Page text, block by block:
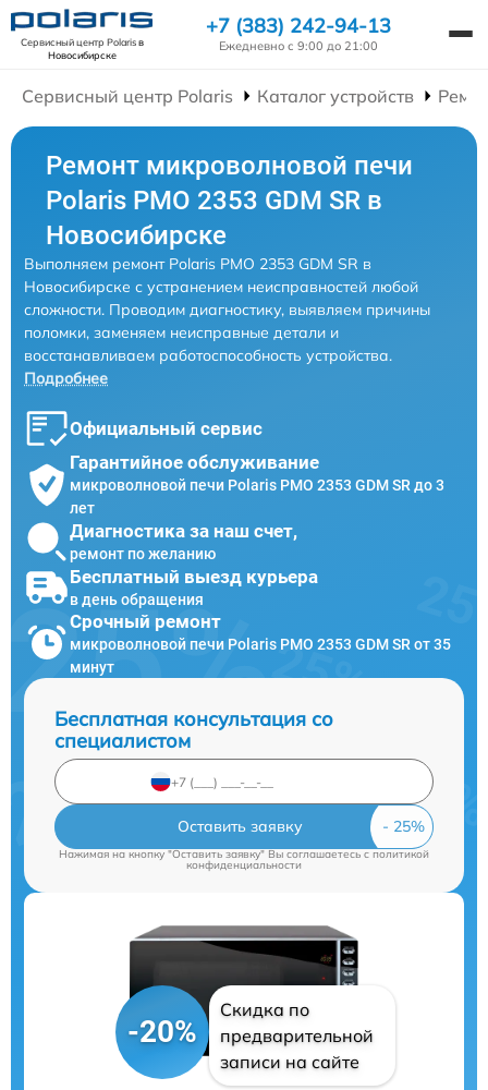
Сервисный центр Polarisв
Новосибирске
+7 (383) 242-94-13
Ежедневно с 9:00 до 21:00
Сервисный центр Polaris Каталог устройств
Ремонт микроволновой печи
Polaris PMO 2353 GDM SR в
Новосибирске
Выполняем ремонт Polaris PMO 2353 GDM SR в
Новосибирске с устранением неисправностей любой
сложности. Проводим диагностику, выявляем причины
поломки, заменяем неисправные детали и
восстанавливаем работоспособность устройства.
Подробнее
Официальный сервис
Гарантийное обслуживание
микроволновой печи Polaris PMO 2353 GDM SR до 3
лет
Диагностика за наш счет,
ремонт по желанию
Бесплатный выезд курьера
в день обращения
Срочный ремонт
микроволновой печи Polaris PMO 2353 GDM SR от 35
минут
Бесплатная консультация со
специалистом
Оставить заявку
Нажимая на кнопку "Оставить заявку" Вы соглашаетесь cполитикой
конфиденциальности
-20%
Скидка по
предварительной
записи на сайте